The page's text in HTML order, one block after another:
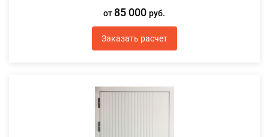
от 85 000руб.
Заказать расчет